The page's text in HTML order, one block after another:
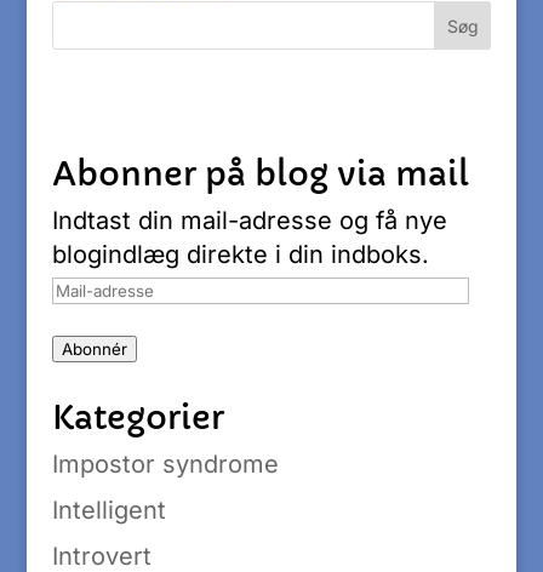
Abonner på blog via mail
Indtast din mail-adresse og få nye
blogindlæg direkte i din indboks.
Mail-
Abonnér
Kategorier
Impostor syndrome
Intelligent
Introvert